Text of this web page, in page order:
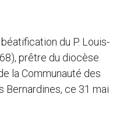
du P. Louis-
prêtre du diocèse
la Communauté des
Bernardines, ce 31 mai